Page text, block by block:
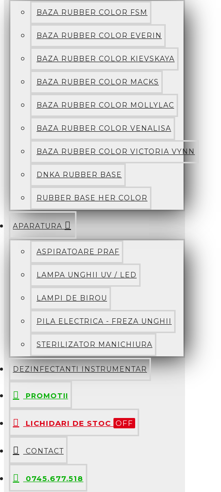
BAZA RUBBER COLOR FSM
BAZA RUBBER COLOR EVERIN
BAZA RUBBER COLOR KIEVSKAYA
BAZA RUBBER COLOR MACKS
BAZA RUBBER COLOR MOLLYLAC
BAZA RUBBER COLOR VENALISA
BAZA RUBBER COLOR VICTORIA VYNN
DNKA RUBBER BASE
RUBBER BASE HER COLOR
APARATURA
ASPIRATOARE PRAF
LAMPA UNGHII UV / LED
LAMPI DE BIROU
PILA ELECTRICA - FREZA UNGHII
STERILIZATOR MANICHIURA
DEZINFECTANTI INSTRUMENTAR
PROMOTII
LICHIDARI DE STOC OFF
CONTACT
0745.677.518